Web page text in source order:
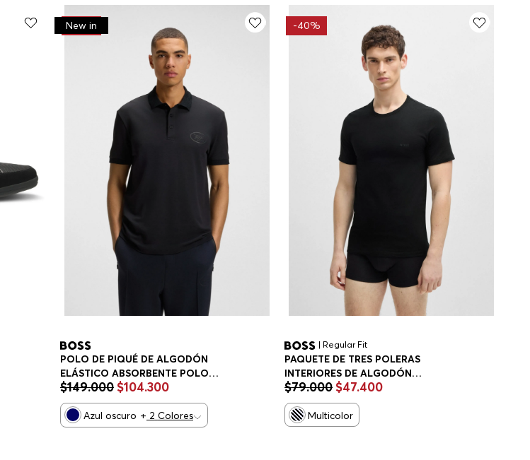
-30%
New in
POLO DE PIQUÉ DE ALGODÓN
ELÁSTICO ABSORBENTE POLO
REGULAR FIT HOMBRE
$149.000 $104.300
Azul oscuro + 2 Colores
-40%
| Regular Fit
PAQUETE DE TRES POLERAS
INTERIORES DE ALGODÓN
PLAYERA INTERIOR REGULAR FIT
HOMBRE
$79.000 $47.400
Multicolor